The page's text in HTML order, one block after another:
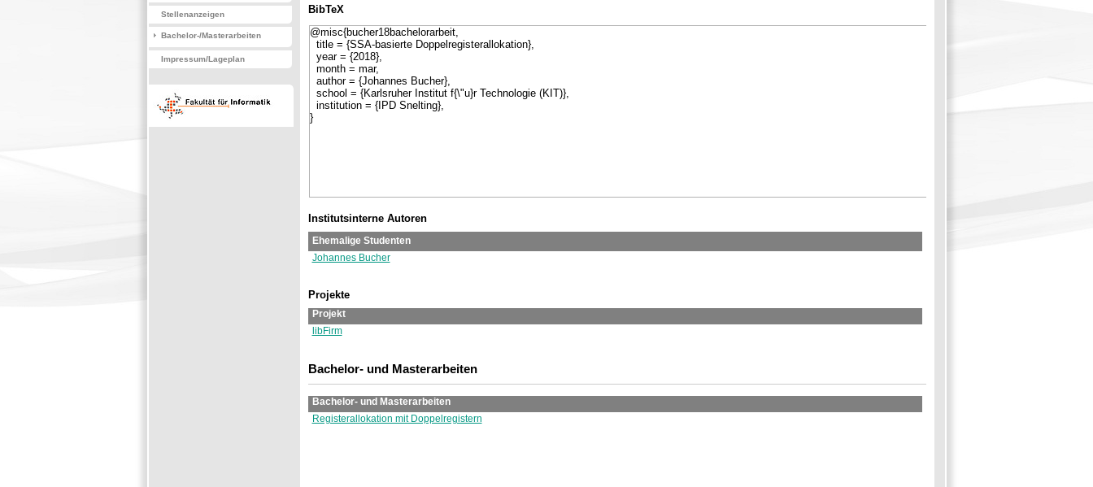
Stellenanzeigen
Bachelor-/Masterarbeiten
Impressum/Lageplan
BibTeX
Institutsinterne Autoren
Ehemalige Studenten
Johannes Bucher
Projekte
Projekt
libFirm
Bachelor- und Masterarbeiten
Bachelor- und Masterarbeiten
Registerallokation mit Doppelregistern